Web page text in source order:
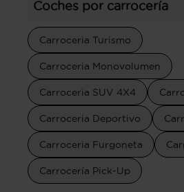
Coches por carrocería
Carroceria Turismo
Carroceria Monovolumen
Carroceria SUV 4X4
Carroceria Deportivo
Carroceria Furgoneta
Carrocería Pick-Up